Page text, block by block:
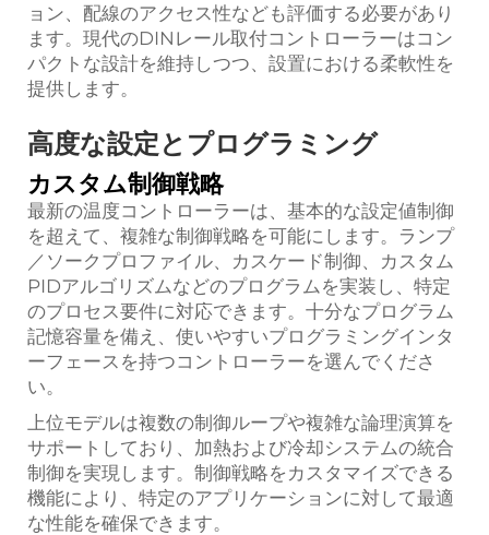
ョン、配線のアクセス性なども評価する必要があり
ます。現代のDINレール取付コントローラーはコン
パクトな設計を維持しつつ、設置における柔軟性を
提供します。
高度な設定とプログラミング
カスタム制御戦略
最新の温度コントローラーは、基本的な設定値制御
を超えて、複雑な制御戦略を可能にします。ランプ
／ソークプロファイル、カスケード制御、カスタム
PIDアルゴリズムなどのプログラムを実装し、特定
のプロセス要件に対応できます。十分なプログラム
記憶容量を備え、使いやすいプログラミングインタ
ーフェースを持つコントローラーを選んでくださ
い。
上位モデルは複数の制御ループや複雑な論理演算を
サポートしており、加熱および冷却システムの統合
制御を実現します。制御戦略をカスタマイズできる
機能により、特定のアプリケーションに対して最適
な性能を確保できます。